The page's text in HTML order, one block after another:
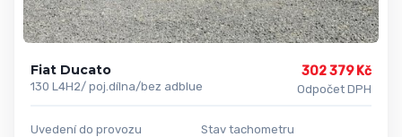
Fiat Ducato
130 L4H2/ poj.dílna/bez adblue
302 379 Kč
Odpočet DPH
Uvedení do provozu
Stav tachometru